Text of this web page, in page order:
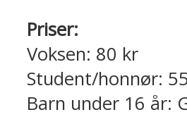
Priser:
Voksen: 80 kr
Student/honnør:
Barn under 16 år: